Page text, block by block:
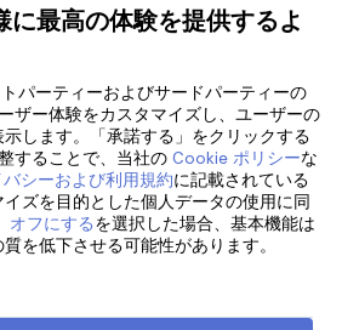
に最高の体験を提供するよ
パーティーおよびサードパーティーの
ザー体験をカスタマイズし、ユーザーの
します。「承諾する」をクリックする
することで、当社の Cookie ポリシーな
シーおよび利用規約に記載されている
ズを目的とした個人データの使用に同
オフにするを選択した場合、基本機能は
を低下させる可能性があります。
グラナダ
フォローしてください